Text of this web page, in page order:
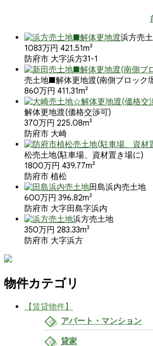
浜方売
1083万円 421.51m²
防府市 大字浜方31-1
売土地■解体更地渡(南側ブロック
860万円 411.31m²
解体更地渡(価格交渉可)
370万円 225.08m²
防府市 大崎
松売土地(駐車場、資材置き場に)
1800万円 439.77m²
防府市 植松
田島浜内売土地
600万円 396.82m²
防府市 大字田島字浜内
浜方売土地
350万円 283.33m²
防府市 大字浜方
物件カテゴリ
【賃貸物件】
アパート・マンション
貸家